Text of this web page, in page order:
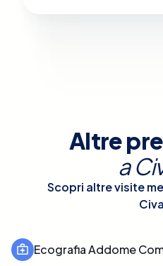
Altre
a
Scopri altre visite
Ecografia Addome